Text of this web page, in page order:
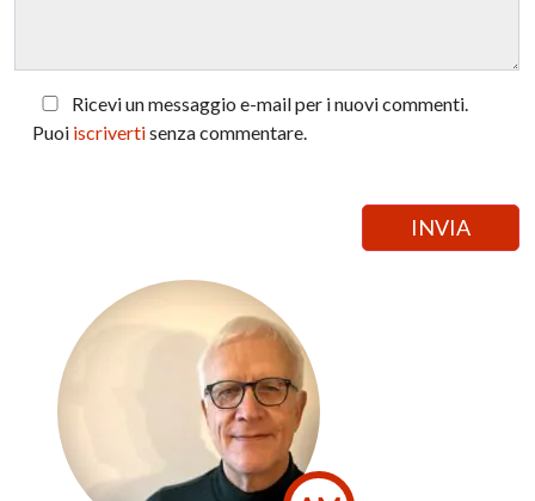
Ricevi un messaggio e-mail per i nuovi commenti.
Puoi iscrivertisenza commentare.